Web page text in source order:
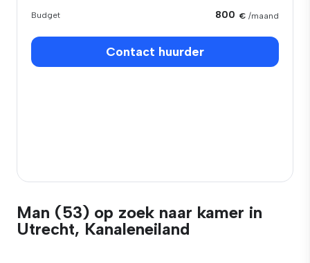
Budget 800 € /maand
Contact huurder
Man (53) op zoek naar kamer in
Utrecht, Kanaleneiland